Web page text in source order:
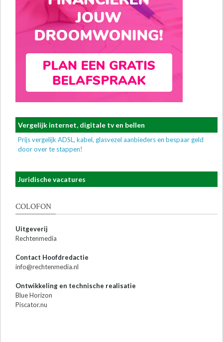
Vergelijk internet, digitale tv en bellen
Prijs vergelijk ADSL, kabel, glasvezel aanbieders en bespaar geld
door over te stappen!
Juridische vacatures
COLOFON
Uitgeverij
Rechtenmedia
Contact Hoofdredactie
info@rechtenmedia.nl
Ontwikkeling en technische realisatie
Blue Horizon
Piscator.nu